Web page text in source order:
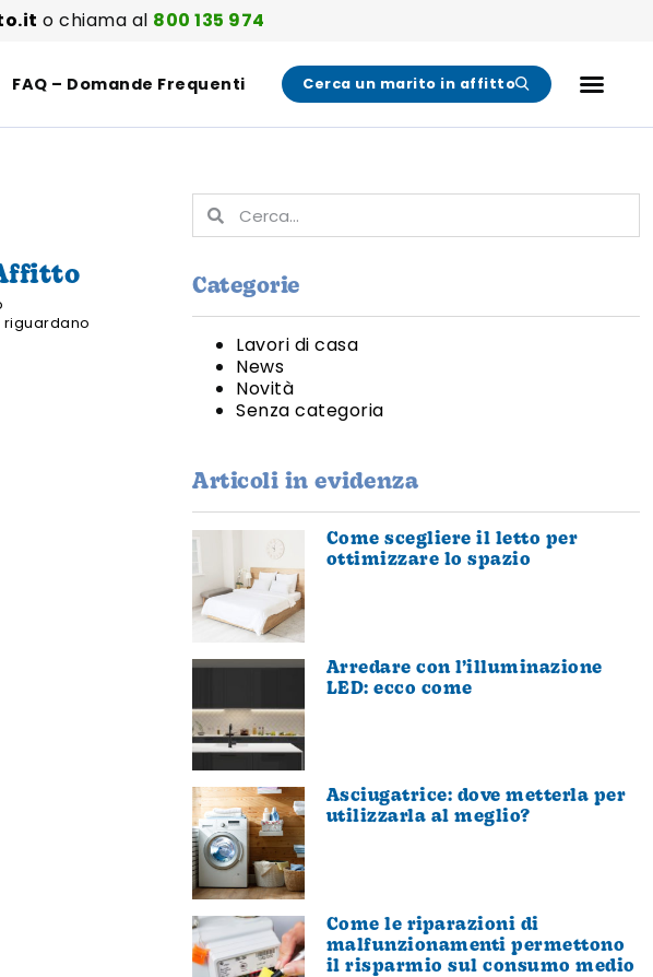
o chiama al 800 135 974
FAQ – Domande Frequenti Cerca un marito in affitto
riguardano
Categorie
Lavori di casa
News
Novità
Senza categoria
Articoli in evidenza
Come scegliere il letto per
ottimizzare lo spazio
Arredare con l’illuminazione
LED: ecco come
Asciugatrice: dove metterla per
utilizzarla al meglio?
Come le riparazioni di
malfunzionamenti permettono
il risparmio sul consumo medio